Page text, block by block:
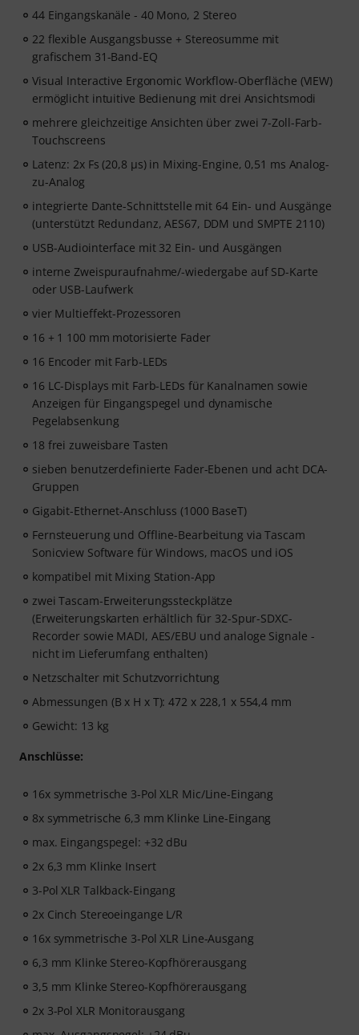
44 Eingangskanäle - 40 Mono, 2 Stereo
22 flexible Ausgangsbusse + Stereosumme mit
grafischem 31-Band-EQ
Visual Interactive Ergonomic Workflow-Oberfläche (VIEW)
ermöglicht intuitive Bedienung mit drei Ansichtsmodi
mehrere gleichzeitige Ansichten über zwei 7-Zoll-Farb-
Touchscreens
Latenz: 2x Fs (20,8 µs) in Mixing-Engine, 0,51 ms Analog-
zu-Analog
integrierte Dante-Schnittstelle mit 64 Ein- und Ausgänge
(unterstützt Redundanz, AES67, DDM und SMPTE 2110)
USB-Audiointerface mit 32 Ein- und Ausgängen
interne Zweispuraufnahme/-wiedergabe auf SD-Karte
oder USB-Laufwerk
vier Multieffekt-Prozessoren
16 + 1 100 mm motorisierte Fader
16 Encoder mit Farb-LEDs
16 LC-Displays mit Farb-LEDs für Kanalnamen sowie
Anzeigen für Eingangspegel und dynamische
Pegelabsenkung
18 frei zuweisbare Tasten
sieben benutzerdefinierte Fader-Ebenen und acht DCA-
Gruppen
Gigabit-Ethernet-Anschluss (1000 BaseT)
Fernsteuerung und Offline-Bearbeitung via Tascam
Sonicview Software für Windows, macOS und iOS
kompatibel mit Mixing Station-App
zwei Tascam-Erweiterungssteckplätze
(Erweiterungskarten erhältlich für 32-Spur-SDXC-
Recorder sowie MADI, AES/EBU und analoge Signale -
nicht im Lieferumfang enthalten)
Netzschalter mit Schutzvorrichtung
Abmessungen (B x H x T): 472 x 228,1 x 554,4 mm
Gewicht: 13 kg
Anschlüsse:
16x symmetrische 3-Pol XLR Mic/Line-Eingang
8x symmetrische 6,3 mm Klinke Line-Eingang
max. Eingangspegel: +32 dBu
2x 6,3 mm Klinke Insert
3-Pol XLR Talkback-Eingang
2x Cinch Stereoeingange L/R
16x symmetrische 3-Pol XLR Line-Ausgang
6,3 mm Klinke Stereo-Kopfhörerausgang
3,5 mm Klinke Stereo-Kopfhörerausgang
2x 3-Pol XLR Monitorausgang